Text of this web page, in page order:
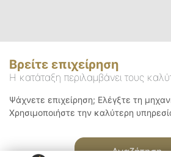
Βρείτε επιχείρηση
Η κατάταξη περιλαμβάνει τους
Ψάχνετε επιχείρηση; Ελέγξτε τη
Χρησιμοποιήστε την καλύτερη
Αναζήτηση